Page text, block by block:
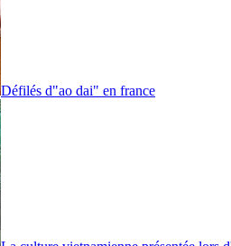
Défilés d"ao dai" en france